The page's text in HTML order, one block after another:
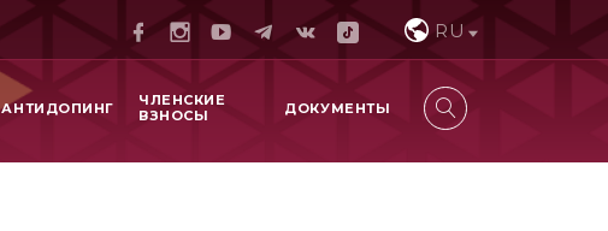
RU
АНТИДОПИНГ
ЧЛЕНСКИЕ
ВЗНОСЫ
ДОКУМЕНТЫ